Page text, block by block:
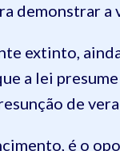
demonstrar a
extinto,
a lei
de
é o